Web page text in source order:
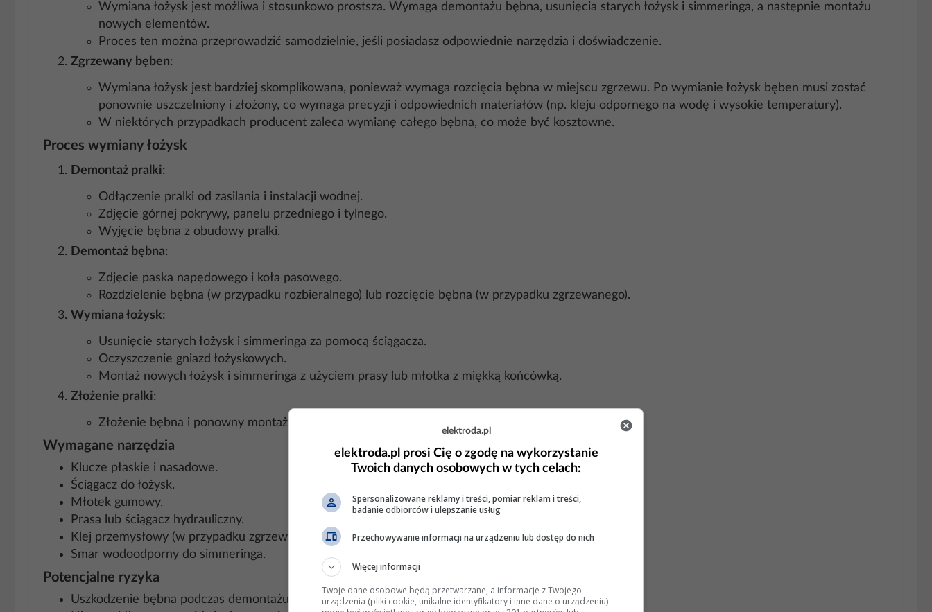
Wymiana łożysk jest możliwa i stosunkowo prostsza. Wymaga demontażu bębna, usunięcia starych łożysk i simmeringa, a następnie montażu
nowych elementów.
Proces ten można przeprowadzić samodzielnie, jeśli posiadasz odpowiednie narzędzia i doświadczenie.
Zgrzewany bęben:
Wymiana łożysk jest bardziej skomplikowana, ponieważ wymaga rozcięcia bębna w miejscu zgrzewu. Po wymianie łożysk bęben musi zostać
ponownie uszczelniony i złożony, co wymaga precyzji i odpowiednich materiałów (np. kleju odpornego na wodę i wysokie temperatury).
W niektórych przypadkach producent zaleca wymianę całego bębna, co może być kosztowne.
Proces wymiany łożysk
Demontaż pralki:
Odłączenie pralki od zasilania i instalacji wodnej.
Zdjęcie górnej pokrywy, panelu przedniego i tylnego.
Wyjęcie bębna z obudowy pralki.
Demontaż bębna:
Zdjęcie paska napędowego i koła pasowego.
Rozdzielenie bębna (w przypadku rozbieralnego) lub rozcięcie bębna (w przypadku zgrzewanego).
Wymiana łożysk:
Usunięcie starych łożysk i simmeringa za pomocą ściągacza.
Oczyszczenie gniazd łożyskowych.
Montaż nowych łożysk i simmeringa z użyciem prasy lub młotka z miękką końcówką.
Złożenie pralki:
Złożenie bębna i ponowny montaż wszystkich elementów pralki w odwrotnej kolejności.
Wymagane narzędzia
Klucze płaskie i nasadowe.
Ściągacz do łożysk.
Młotek gumowy.
Prasa lub ściągacz hydrauliczny.
Klej przemysłowy (w przypadku zgrzewanego bębna).
Smar wodoodporny do simmeringa.
Potencjalne ryzyka
Uszkodzenie bębna podczas demontażu.
elektroda.pl
elektroda.pl prosi Cię o zgodę na wykorzystanie
Twoich danych osobowych w tych celach:
Spersonalizowane reklamy i treści, pomiar reklam i treści,
badanie odbiorców i ulepszanie usług
Przechowywanie informacji na urządzeniu lub dostęp do nich
Więcej informacji
Twoje dane osobowe będą przetwarzane, a informacje z Twojego
urządzenia (pliki cookie, unikalne identyfikatory i inne dane o urządzeniu)